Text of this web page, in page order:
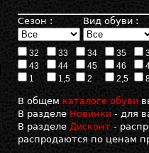
Сезон : Вид обуви :
32 33 34 35
43
44 45 46
1
1,5 2 2,5
В общем каталоге обуви
В разделе Новинки - для
В разделе Дисконт-
распродаются по ценам